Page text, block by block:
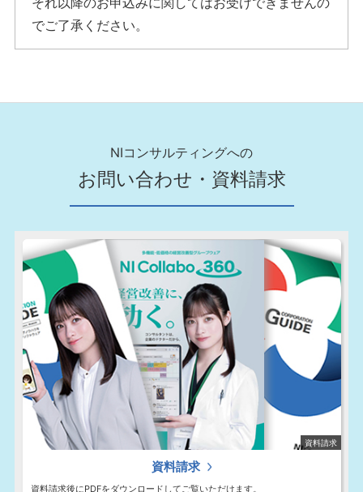
でご了承ください。
NIコンサルティングへの
お問い合わせ・資料請求
資料請求
資料請求
資料請求後にPDFをダウンロードしてご覧いただけます。